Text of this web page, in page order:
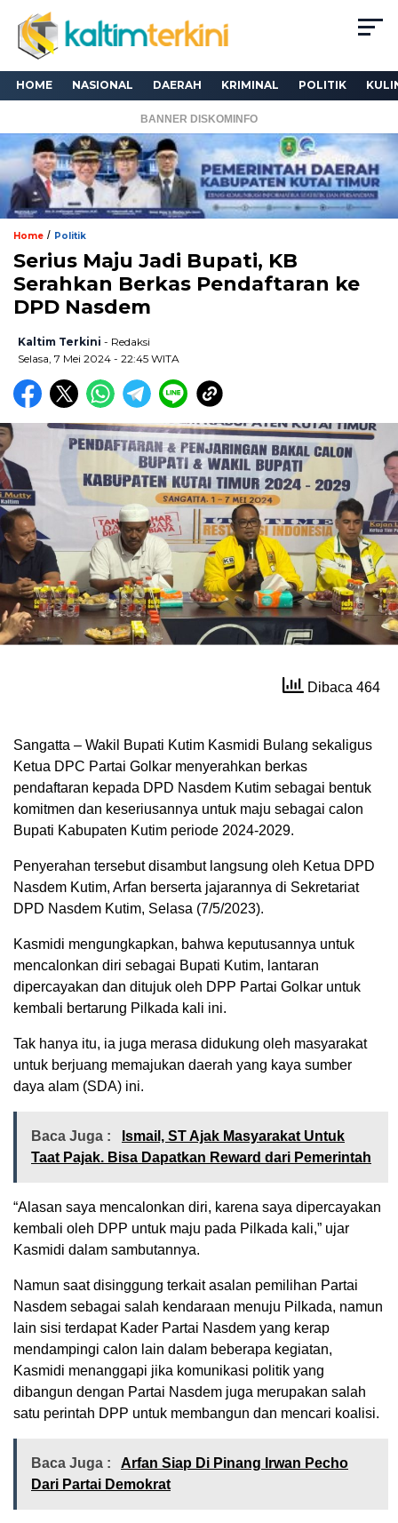
HOME NASIONAL DAERAH KRIMINAL POLITIK
BANNER DISKOMINFO
Home / Politik
Serius Maju Jadi Bupati, KB
Serahkan Berkas Pendaftaran ke
DPD Nasdem
Kaltim Terkini - Redaksi
Selasa, 7 Mei 2024 - 22:45 WITA
Dibaca 464
Sangatta – Wakil Bupati Kutim Kasmidi Bulang sekaligus
Ketua DPC Partai Golkar menyerahkan berkas
pendaftaran kepada DPD Nasdem Kutim sebagai bentuk
komitmen dan keseriusannya untuk maju sebagai calon
Bupati Kabupaten Kutim periode 2024-2029.
Penyerahan tersebut disambut langsung oleh Ketua DPD
Nasdem Kutim, Arfan berserta jajarannya di Sekretariat
DPD Nasdem Kutim, Selasa (7/5/2023).
Kasmidi mengungkapkan, bahwa keputusannya untuk
mencalonkan diri sebagai Bupati Kutim, lantaran
dipercayakan dan ditujuk oleh DPP Partai Golkar untuk
kembali bertarung Pilkada kali ini.
Tak hanya itu, ia juga merasa didukung oleh masyarakat
untuk berjuang memajukan daerah yang kaya sumber
daya alam (SDA) ini.
Baca Juga :
Ismail, ST Ajak Masyarakat Untuk
Taat Pajak. Bisa Dapatkan Reward dari Pemerintah
“Alasan saya mencalonkan diri, karena saya dipercayakan
kembali oleh DPP untuk maju pada Pilkada kali,” ujar
Kasmidi dalam sambutannya.
Namun saat disinggung terkait asalan pemilihan Partai
Nasdem sebagai salah kendaraan menuju Pilkada, namun
lain sisi terdapat Kader Partai Nasdem yang kerap
mendampingi calon lain dalam beberapa kegiatan,
Kasmidi menanggapi jika komunikasi politik yang
dibangun dengan Partai Nasdem juga merupakan salah
satu perintah DPP untuk membangun dan mencari koalisi.
Baca Juga :
Arfan Siap Di Pinang Irwan Pecho
Dari Partai Demokrat